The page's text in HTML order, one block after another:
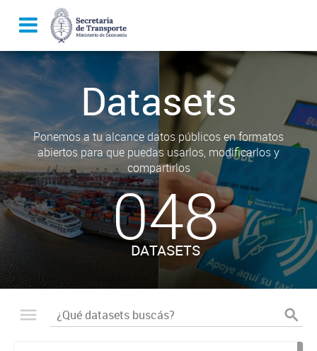
Datasets
Ponemos a tu alcance datos públicos en formatos
abiertos para que puedas usarlos, modificarlos y
compartirlos
048
DATASETS